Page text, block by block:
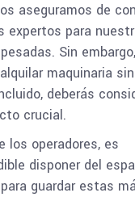
aseguramos de
expertos para
Sin
maquinaria sin
deberás
crucial.
los operadores, es
disponer del
guardar estas